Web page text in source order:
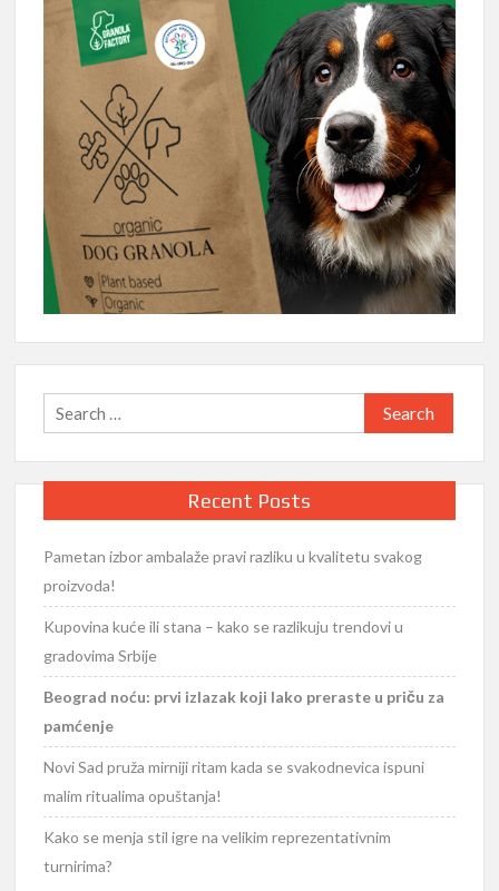
Search
for:
Recent Posts
Pametan izbor ambalaže pravi razliku u kvalitetu svakog
proizvoda!
Kupovina kuće ili stana – kako se razlikuju trendovi u
gradovima Srbije
Beograd noću: prvi izlazak koji lako preraste u priču za
pamćenje
Novi Sad pruža mirniji ritam kada se svakodnevica ispuni
malim ritualima opuštanja!
Kako se menja stil igre na velikim reprezentativnim
turnirima?